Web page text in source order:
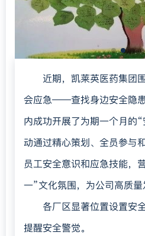
工作与生活的美好旅程。
近期，凯莱英医药集团
会应急——查找身边安全隐
内成功开展了为期一个月的
动通过精心策划、全员参与
员工安全意识和应急技能，
一”文化氛围，为公司高质量
各厂区显著位置设置安
提醒安全警觉。